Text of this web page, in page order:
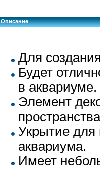
Описание
Для
Будет
в аквариуме.
Элемент
Укрытие для
аквариума.
Имеет